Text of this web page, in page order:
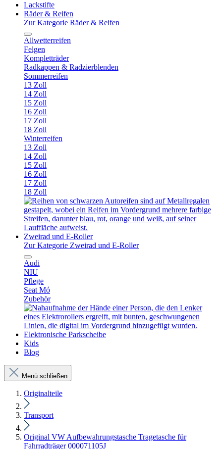
Lackstifte
Räder & Reifen
Zur Kategorie Räder & Reifen
Allwetterreifen
Felgen
Kompletträder
Radkappen & Radzierblenden
Sommerreifen
13 Zoll
14 Zoll
15 Zoll
16 Zoll
17 Zoll
18 Zoll
Winterreifen
13 Zoll
14 Zoll
15 Zoll
16 Zoll
17 Zoll
18 Zoll
Zweirad und E-Roller
Zur Kategorie Zweirad und E-Roller
Audi
NIU
Pflege
Seat Mó
Zubehör
Elektronische Parkscheibe
Kids
Blog
Menü schließen
Originalteile
Transport
Original VW Aufbewahrungstasche Tragetasche für
Fahrradträger 000071105J